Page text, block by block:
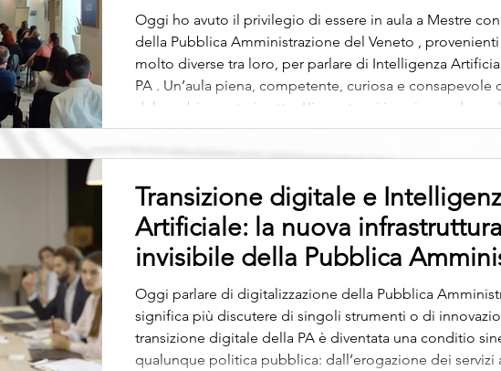
Oggi ho avuto il privilegio di essere in aula a Mestre
della Pubblica Amministrazione del Veneto ,
molto diverse tra loro, per parlare di Intelligenza
PA . Un’aula piena, competente, curiosa e consapevole
del cambiamento in atto. L’incontro si inserisce nel
Valore P.A. , iniziativa nazionale promossa da INPS , che
Transizione digitale e
Artificiale: la nuova infrastruttura
invisibile della Pubblica
Oggi parlare di digitalizzazione della Pubblica
significa più discutere di singoli strumenti o di
transizione digitale della PA è diventata una conditio sine qua non per
qualunque politica pubblica: dall’erogazione dei servizi